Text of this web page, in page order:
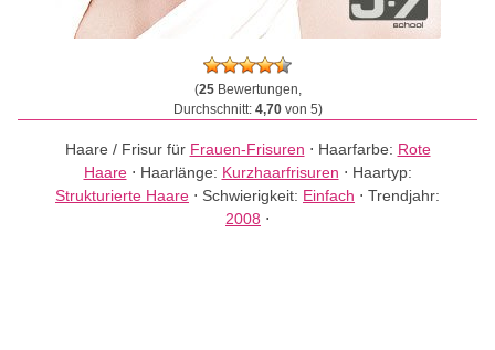
(25Bewertungen,
Durchschnitt: 4,70von 5)
Haare / Frisur für Frauen-Frisuren ⋅ Haarfarbe: Rote
Haare⋅ Haarlänge: Kurzhaarfrisuren ⋅ Haartyp:
Strukturierte Haare ⋅ Schwierigkeit: Einfach ⋅ Trendjahr:
2008 ⋅